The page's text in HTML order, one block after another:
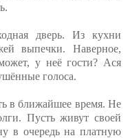
дверь. Из кухни
выпечки. Наверное,
у неё гости? Ася
голоса.
в ближайшее время. Не
Пусть живут своей
в очередь на платную